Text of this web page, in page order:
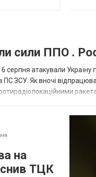
сили ППО .
6 серпня атакували
ЗСУ. Як вночі
на
ТЦК